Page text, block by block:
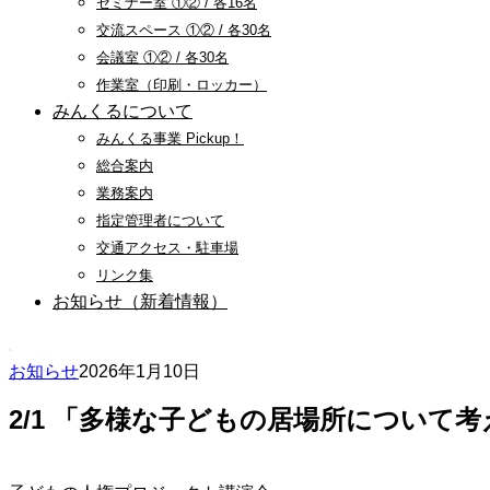
交流スペース ①② / 各30名
会議室 ①② / 各30名
作業室（印刷・ロッカー）
みんくるについて
みんくる事業 Pickup！
総合案内
業務案内
指定管理者について
交通アクセス・駐車場
リンク集
お知らせ（新着情報）
お知らせ2026年1月10日
2/1 「多様な子どもの居場所について考